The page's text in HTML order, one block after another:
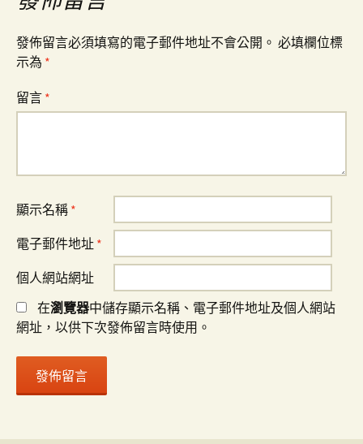
發佈留言必須填寫的電子郵件地址不會公開。 必填欄位標
示為 *
留言 *
顯示名稱 *
電子郵件地址 *
個人網站網址
在瀏覽器中儲存顯示名稱、電子郵件地址及個人網站
網址，以供下次發佈留言時使用。